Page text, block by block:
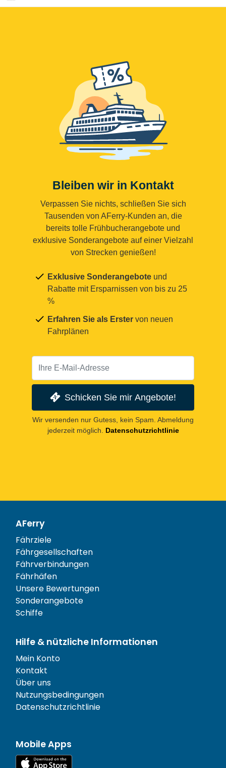
Bleiben wir in Kontakt
Verpassen Sie nichts, schließen Sie sich
Tausenden von AFerry-Kunden an, die
bereits tolle Frühbucherangebote und
exklusive Sonderangebote auf einer Vielzahl
von Strecken genießen!
Exklusive Sonderangebote und
Rabatte mit Ersparnissen von bis zu 25
%
Erfahren Sie als Erster von neuen
Fahrplänen
Schicken Sie mir Angebote!
Wir versenden nur Gutess, kein Spam. Abmeldung
jederzeit möglich.
Datenschutzrichtlinie
AFerry
Fährziele
Fährgesellschaften
Fährverbindungen
Fährhäfen
Unsere Bewertungen
Sonderangebote
Schiffe
Hilfe & nützliche Informationen
Mein Konto
Kontakt
Über uns
Nutzungsbedingungen
Datenschutzrichtlinie
Mobile Apps